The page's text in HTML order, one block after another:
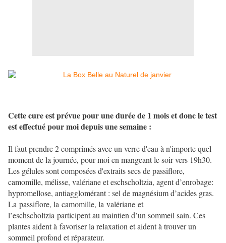
Cette cure est prévue pour une durée de 1 mois et donc le test
est effectué pour moi depuis une semaine :
Il faut prendre 2 comprimés avec un verre d'eau à n'importe quel
moment de la journée, pour moi en mangeant le soir vers 19h30.
Les gélules sont composées d'extraits secs de passiflore,
camomille, mélisse, valériane et eschscholtzia, agent d’enrobage:
hypromellose, antiagglomérant : sel de magnésium d’acides gras.
La passiflore, la camomille, la valériane et
l’eschscholtzia participent au maintien d’un sommeil sain. Ces
plantes aident à favoriser la relaxation et aident à trouver un
sommeil profond et réparateur.